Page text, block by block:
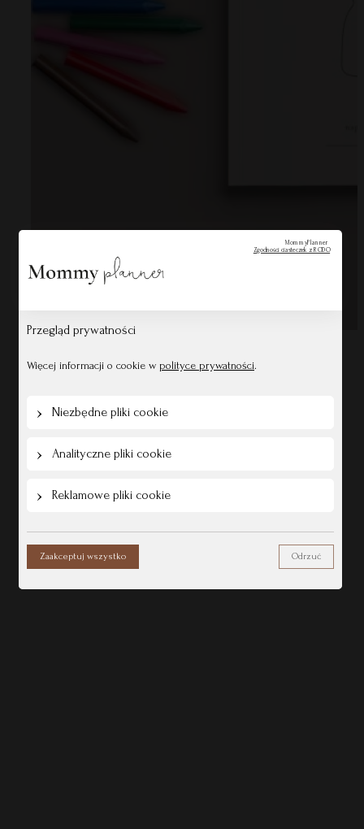
MommyPlanner
Zgodności ciasteczek z RODO
Przegląd prywatności
Więcej informacji o cookie w polityce prywatności.
Niezbędne pliki cookie
Analityczne pliki cookie
Reklamowe pliki cookie
Zaakceptuj wszystko Odrzuć